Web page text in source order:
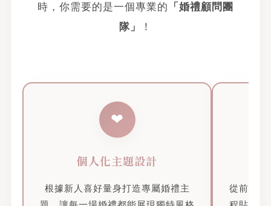
時，你需要的是一個專業的
「婚禮顧問團
隊」
！
❤︎
個人化主題設計
根據新人喜好量身打造專屬婚禮主
從前期規